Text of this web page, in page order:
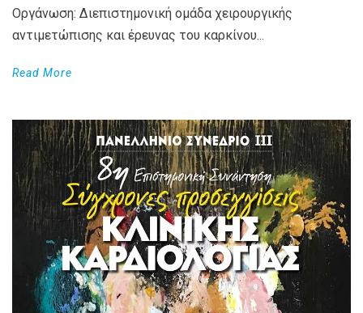
Οργάνωση: Διεπιστημονική ομάδα χειρουργικής
αντιμετώπισης και έρευνας του καρκίνου...
Read More